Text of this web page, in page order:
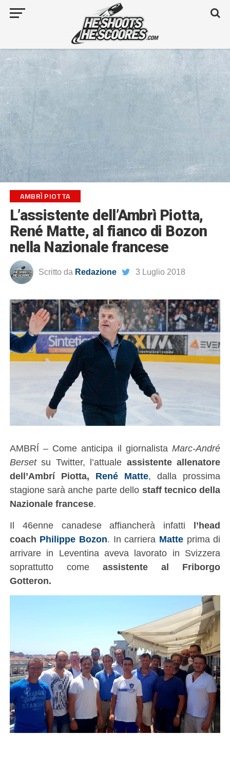
AMBRÌ PIOTTA
L’assistente dell’Ambrì Piotta,
René Matte, al fianco di Bozon
nella Nazionale francese
Scritto da Redazione 3 Luglio 2018
AMBRÍ – Come anticipa il giornalistaMarc-André
Bersetsu Twitter, l’attuale assistente allenatore
dell’Ambrí Piotta, René Matte, dalla prossima
stagione sarà anche parte dello staff tecnico della
Nazionale francese.
Il 46enne canadese affiancherà infatti l’head
coach Philippe Bozon. In carriera Matte prima di
arrivare in Leventina aveva lavorato in Svizzera
soprattutto come assistente al Friborgo
Gotteron.